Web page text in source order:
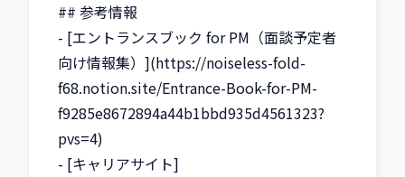
## 参考情報
- [エントランスブック for PM（面談予定者
向け情報集）](https://noiseless-fold-
f68.notion.site/Entrance-Book-for-PM-
f9285e8672894a44b1bbd935d4561323?
pvs=4)
- [キャリアサイト]